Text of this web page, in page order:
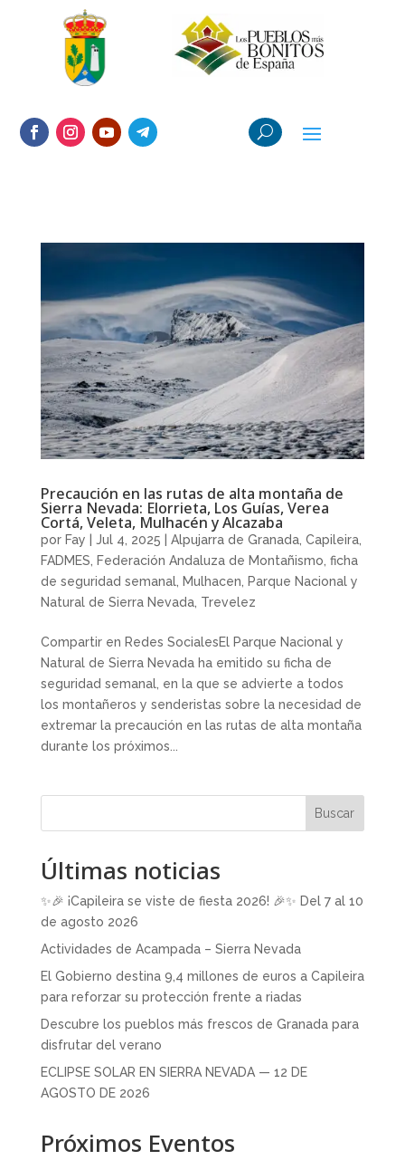
Precaución en las rutas de alta montaña de
Sierra Nevada: Elorrieta, Los Guías, Verea
Cortá, Veleta, Mulhacén y Alcazaba
por Fay Jul 4, 2025 Alpujarra de Granada, Capileira,
FADMES
Federación Andaluza de Montañismo ficha
de seguridad semanal, Mulhacen
Parque Nacional y
Natural de Sierra Nevada, Trevelez
Compartir en Redes SocialesEl Parque Nacional y
Natural de Sierra Nevada ha emitido su ficha de
seguridad semanal, en la que se advierte a todos
los montañeros y senderistas sobre la necesidad de
extremar la precaución en las rutas de alta montaña
durante los próximos...
Buscar
Últimas noticias
✨🎉 ¡Capileira se viste de fiesta 2026! 🎉✨ Del 7 al 10
de agosto 2026
Actividades de Acampada – Sierra Nevada
El Gobierno destina 9,4 millones de euros a Capileira
para reforzar su protección frente a riadas
Descubre los pueblos más frescos de Granada para
disfrutar del verano
ECLIPSE SOLAR EN SIERRA NEVADA — 12 DE
AGOSTO DE 2026
Próximos Eventos